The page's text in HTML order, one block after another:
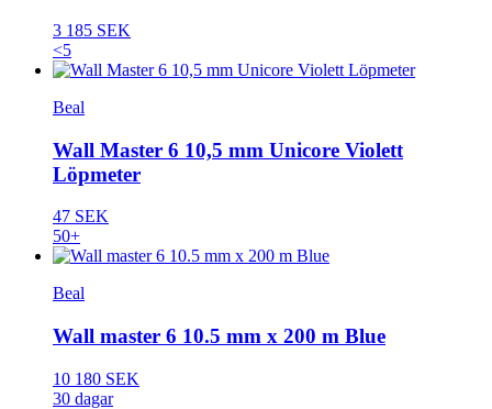
3 185 SEK
<5
Beal
Wall Master 6 10,5 mm Unicore Violett
Löpmeter
47 SEK
50+
Beal
Wall master 6 10.5 mm x 200 m Blue
10 180 SEK
30 dagar